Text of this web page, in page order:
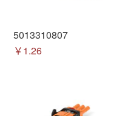
5013310807
￥1.26